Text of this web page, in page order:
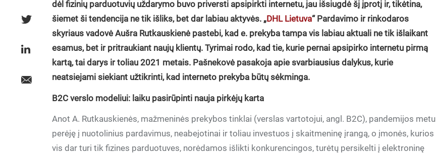
dėl fizinių parduotuvių uždarymo buvo priversti apsipirkti internetu, jau išsiugdė šį įprotį ir, tikėtina,
šiemet ši tendencija ne tik išliks, bet dar labiau aktyvės. „DHL Lietuva“ Pardavimo ir rinkodaros
skyriaus vadovė Aušra Rutkauskienė pastebi, kad e. prekyba tampa vis labiau aktuali ne tik išlaikant
esamus, bet ir pritraukiant naujų klientų. Tyrimai rodo, kad tie, kurie pernai apsipirko internetu pirmą
kartą, tai darys ir toliau 2021 metais. Pašnekovė pasakoja apie svarbiausius dalykus, kurie
neatsiejami siekiant užtikrinti, kad interneto prekyba būtų sėkminga.
B2C verslo modeliui: laiku pasirūpinti nauja pirkėjų karta
Anot A. Rutkauskienės, mažmeninės prekybos tinklai (verslas vartotojui, angl. B2C), pandemijos metu
perėję į nuotolinius pardavimus, neabejotinai ir toliau investuos į skaitmeninę įrangą, o įmonės, kurios
vis dar turi tik fizines parduotuves, norėdamos išlikti konkurencingos, turėtų persikelti į elektroninę